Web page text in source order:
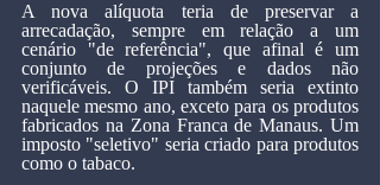
A nova alíquota teria de preservar a
arrecadação, sempre em relação a um
cenário "de referência", que afinal é um
conjunto de projeções e dados não
verificáveis. O IPI também seria extinto
naquele mesmo ano, exceto para os produtos
fabricados na Zona Franca de Manaus. Um
imposto "seletivo" seria criado para produtos
como o tabaco.